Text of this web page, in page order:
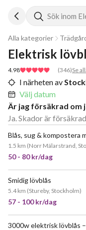
Sök inom
Alla kategorier
4.98 (346)Se
Elektrisk
I närheten av
Välj datum
Är jag försäkrad om
Ja. Skador är
Blås, sug & kompostera
1.5 km (Norr Mälarstrand,
50 - 80 kr/dag
Smidig lövblås
5.4 km (Stureby, Stockholm)
57 - 100 kr/dag
3000w elektrisk lövblås